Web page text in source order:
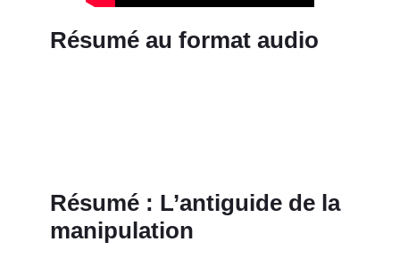
Résumé au format audio
Résumé : L’antiguide de la
manipulation